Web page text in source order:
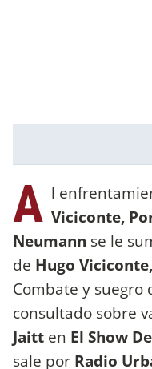
A l
Viciconte,
Neumann se le
de Hugo Viciconte,
Combate y suegro
consultado sobre
Jaitt en El Show
sale por Radio